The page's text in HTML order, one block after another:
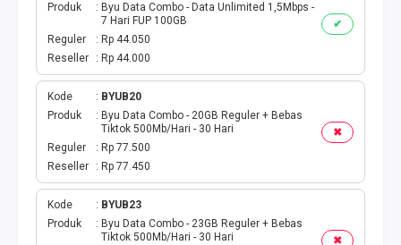
✔
Produk
Byu Data Combo - Data Unlimited 1,5Mbps -
7 Hari FUP 100GB
Reguler
Rp 44.050
Reseller
Rp 44.000
✖
Kode
BYUB20
Produk
Byu Data Combo - 20GB Reguler + Bebas
Tiktok 500Mb/Hari - 30 Hari
Reguler
Rp 77.500
Reseller
Rp 77.450
✖
Kode
BYUB23
Produk
Byu Data Combo - 23GB Reguler + Bebas
Tiktok 500Mb/Hari - 30 Hari